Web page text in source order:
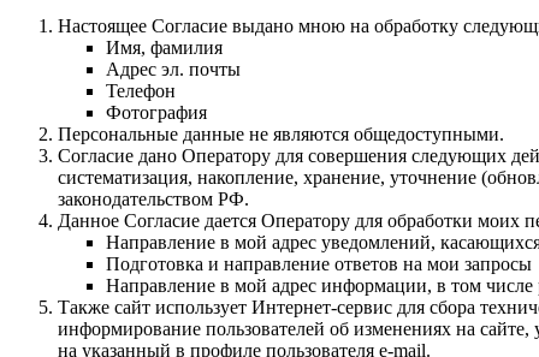
Настоящее Согласие выдано мною на обработку
Имя, фамилия
Адрес эл. почты
Телефон
Фотография
Персональные данные не являются общедоступными.
Согласие дано Оператору для совершения следующих
систематизация, накопление, хранение, уточнение
законодательством РФ.
Данное Согласие дается Оператору для обработки
Направление в мой адрес уведомлений,
Подготовка и направление ответов на мои запросы
Направление в мой адрес информации, в том
Также сайт использует Интернет-сервис для сбора
информирование пользователей об изменениях на
на указанный в профиле пользователя e-mail.